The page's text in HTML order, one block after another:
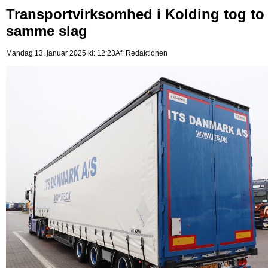
Transportvirksomhed i Kolding tog to
samme slag
Mandag 13. januar 2025 kl: 12:23Af: Redaktionen